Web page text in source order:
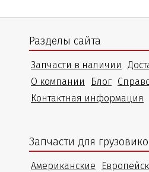
Разделы сайта
Запчасти в наличии
О компании
Блог
Контактная информация
Запчасти для
Американские